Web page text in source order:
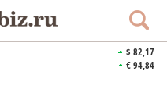
$ 82,17
€ 94,84